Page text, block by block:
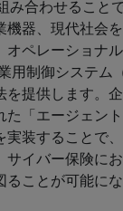
み合わせること
機器、現代社会
オペレーショナ
用制御システム
を提供します。
た「エージェン
実装することで
サイバー保険に
ることが可能にな